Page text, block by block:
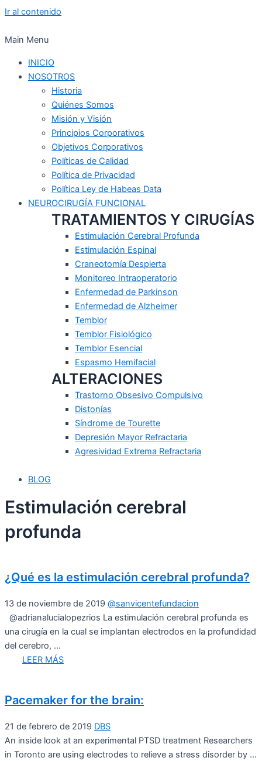
Ir al contenido
Main Menu
INICIO
NOSOTROS
Historia
Quiénes Somos
Misión y Visión
Principios Corporativos
Objetivos Corporativos
Políticas de Calidad
Política de Privacidad
Política Ley de Habeas Data
NEUROCIRUGÍA FUNCIONAL
TRATAMIENTOS Y CIRUGÍAS
Estimulación Cerebral Profunda
Estimulación Espinal
Craneotomía Despierta
Monitoreo Intraoperatorio
Enfermedad de Parkinson
Enfermedad de Alzheimer
Temblor
Temblor Fisiológico
Temblor Esencial
Espasmo Hemifacial
ALTERACIONES
Trastorno Obsesivo Compulsivo
Distonías
Síndrome de Tourette
Depresión Mayor Refractaria
Agresividad Extrema Refractaria
BLOG
Estimulación cerebral
profunda
¿Qué es la estimulación cerebral profunda?
13 de noviembre de 2019 @sanvicentefundacion
@adrianalucialopezrios La estimulación cerebral profunda es
una cirugía en la cual se implantan electrodos en la profundidad
del cerebro, ...
LEER MÁS
Pacemaker for the brain:
21 de febrero de 2019 DBS
An inside look at an experimental PTSD treatment Researchers
in Toronto are using electrodes to relieve a stress disorder by ...